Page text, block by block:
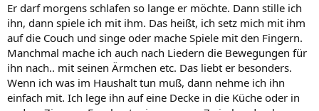
Er darf morgens schlafen so lange er möchte. Dann stille ich
ihn, dann spiele ich mit ihm. Das heißt, ich setz mich mit ihm
auf die Couch und singe oder mache Spiele mit den Fingern.
Manchmal mache ich auch nach Liedern die Bewegungen für
ihn nach.. mit seinen Ärmchen etc. Das liebt er besonders.
Wenn ich was im Haushalt tun muß, dann nehme ich ihn
einfach mit. Ich lege ihn auf eine Decke in die Küche oder in